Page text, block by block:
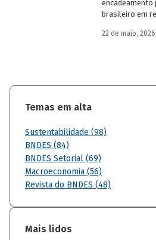
encadeamento
brasileiro em
quanto o
22 de maio, 2026
Temas em alta
Sustentabilidade (98)
BNDES (84)
BNDES Setorial (69)
Macroeconomia (56)
Revista do BNDES (48)
Mais lidos